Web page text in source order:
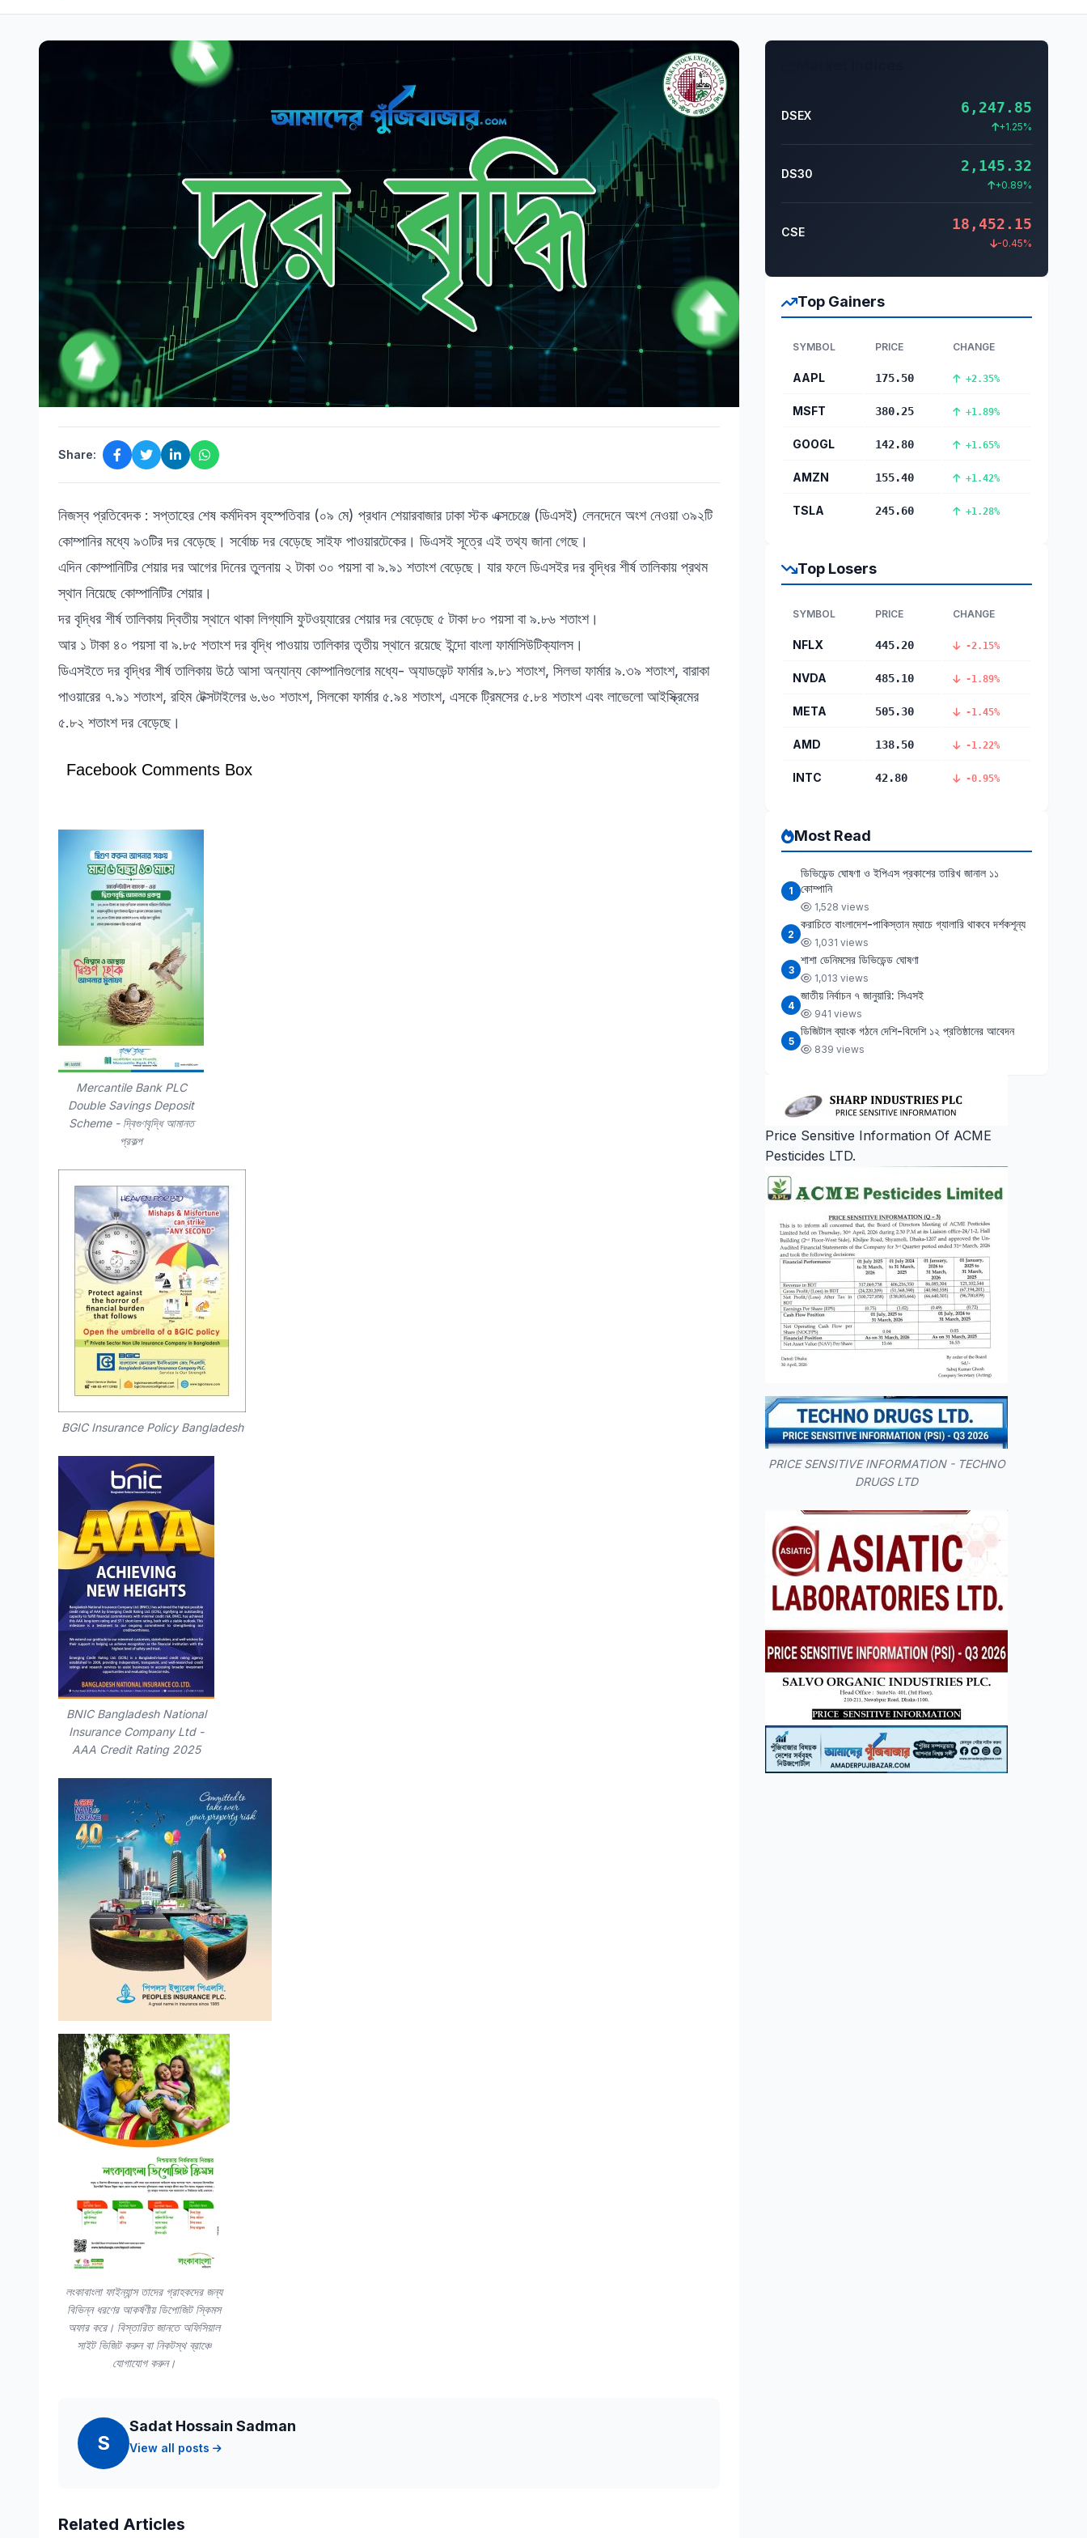
Share:
নিজস্ব প্রতিবেদক : সপ্তাহের শেষ কর্মদিবস বৃহস্পতিবার (০৯ মে) প্রধান শেয়ারবাজার ঢাকা স্টক এক্সচেঞ্জে (ডিএসই) লেনদেনে অংশ নেওয়া ৩৯২টি
কোম্পানির মধ্যে ৯৩টির দর বেড়েছে। সর্বোচ্চ দর বেড়েছে সাইফ পাওয়ারটেকের। ডিএসই সূত্রে এই তথ্য জানা গেছে।
এদিন কোম্পানিটির শেয়ার দর আগের দিনের তুলনায় ২ টাকা ৩০ পয়সা বা ৯.৯১ শতাংশ বেড়েছে। যার ফলে ডিএসইর দর বৃদ্ধির শীর্ষ তালিকায় প্রথম
স্থান নিয়েছে কোম্পানিটির শেয়ার।
দর বৃদ্ধির শীর্ষ তালিকায় দ্বিতীয় স্থানে থাকা লিগ্যাসি ফুটওয়্যারের শেয়ার দর বেড়েছে ৫ টাকা ৮০ পয়সা বা ৯.৮৬ শতাংশ।
আর ১ টাকা ৪০ পয়সা বা ৯.৮৫ শতাংশ দর বৃদ্ধি পাওয়ায় তালিকার তৃতীয় স্থানে রয়েছে ইন্দো বাংলা ফার্মাসিউটিক্যালস।
ডিএসইতে দর বৃদ্ধির শীর্ষ তালিকায় উঠে আসা অন্যান্য কোম্পানিগুলোর মধ্যে- অ্যাডভেন্ট ফার্মার ৯.৮১ শতাংশ, সিলভা ফার্মার ৯.৩৯ শতাংশ, বারাকা
পাওয়ারের ৭.৯১ শতাংশ, রহিম টেক্সটাইলের ৬.৬০ শতাংশ, সিলকো ফার্মার ৫.৯৪ শতাংশ, এসকে ট্রিমসের ৫.৮৪ শতাংশ এবং লাভেলো আইস্ক্রিমের
৫.৮২ শতাংশ দর বেড়েছে।
Facebook Comments Box
Mercantile Bank PLC
Double Savings Deposit
Scheme - দ্বিগুণবৃদ্ধি আমানত
প্রকল্প
BGIC Insurance Policy Bangladesh
BNIC Bangladesh National
Insurance Company Ltd -
AAA Credit Rating 2025
লংকাবাংলা ফাইন্যান্স তাদের গ্রাহকদের জন্য
বিভিন্ন ধরণের আকর্ষণীয় ডিপোজিট স্কিমস
অফার করে। বিস্তারিত জানতে অফিসিয়াল
সাইট ভিজিট করুন বা নিকটস্থ ব্রাঞ্চে
যোগাযোগ করুন।
S
Sadat Hossain Sadman
View all posts
Related Articles
DSEX 6,247.85
+1.25%
DS30 2,145.32
+0.89%
CSE 18,452.15
-0.45%
Top Gainers
SYMBOL PRICE CHANGE
AAPL 175.50 +2.35%
MSFT 380.25 +1.89%
GOOGL 142.80 +1.65%
AMZN 155.40 +1.42%
TSLA 245.60 +1.28%
Top Losers
SYMBOL PRICE CHANGE
NFLX 445.20 -2.15%
NVDA 485.10 -1.89%
META 505.30 -1.45%
AMD 138.50 -1.22%
INTC 42.80 -0.95%
Most Read
1
ডিভিডেন্ড ঘোষণা ও ইপিএস প্রকাশের তারিখ জানাল ১১
কোম্পানি
1,528 views
2
করাচিতে বাংলাদেশ-পাকিস্তান ম্যাচে গ্যালারি থাকবে দর্শকশূন্য
1,031 views
3
শাশা ডেনিমসের ডিভিডেন্ড ঘোষণা
1,013 views
4
জাতীয় নির্বাচন ৭ জানুয়ারি: সিএসই
941 views
5
ডিজিটাল ব্যাংক গঠনে দেশি-বিদেশি ১২ প্রতিষ্ঠানের আবেদন
839 views
Price Sensitive Information Of ACME
Pesticides LTD.
PRICE SENSITIVE INFORMATION - TECHNO
DRUGS LTD